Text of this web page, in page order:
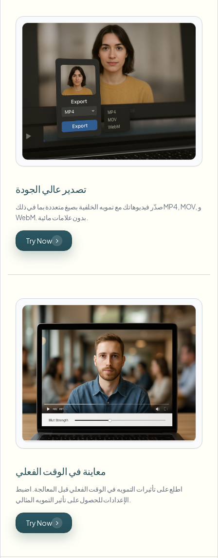
تصدير عالي الجودة
صدّر فيديوهاتك مع تمويه الخلفية بصيغ متعددة بما في ذلك MP4, MOV, و
Try Now
معاينة في الوقت الفعلي
اطلع على تأثيرات التمويه في الوقت الفعلي قبل المعالجة. اضبط
Try Now